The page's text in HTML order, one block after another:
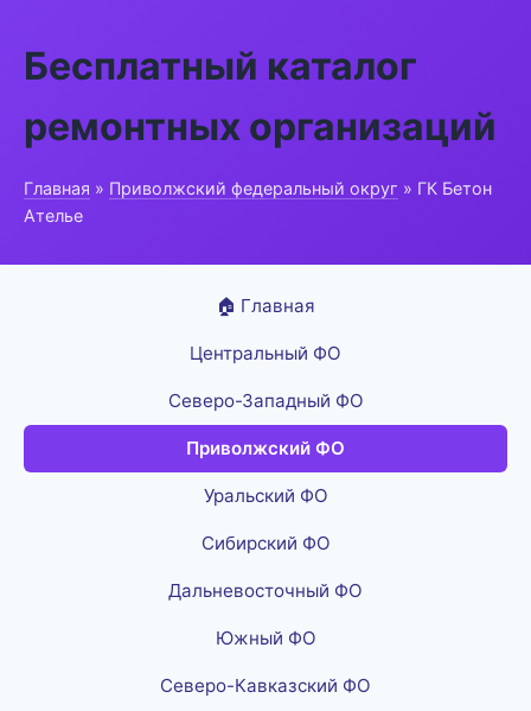
Бесплатный каталог
ремонтных организаций
Главная » Приволжский федеральный округ » ГК Бетон
Ателье
🏠 Главная
Центральный ФО
Северо-Западный ФО
Приволжский ФО
Уральский ФО
Сибирский ФО
Дальневосточный ФО
Южный ФО
Северо-Кавказский ФО